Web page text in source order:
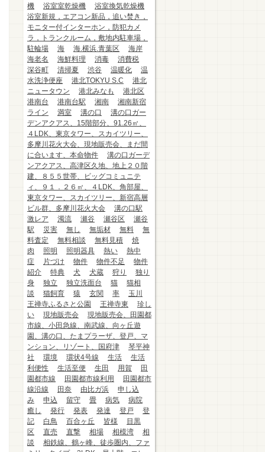
機
浴室室乾燥機
浴室換気乾燥機
浴室新規，エアコン新品，追い焚き，
モニター付インターホン，防犯カメ
ラ，トランクルーム，敷地内駐車場，
駐輪場
海 海.横浜.青葉区
海岸
海老名
海鮮料理 消毒
消費税
深谷町
清掃夏 渋谷 温暖化
温
水洗浄便座
港北TOKYU S.C
港北
ニュータウン
港北みなも
港北区
港南台
港南台駅 湘南
湘南新宿
ライン
満室 溝の口
溝の口ガー
デンアクアス、15階部分、91.26㎡、
４LDK、東京タワー、スカイツリー、
多摩川花火大会、現地販売会、まだ間
に合います、本命物件
溝の口ガーデ
ンアクアス、高津区久地、地上２０階
建、８５５世帯、ビッグコミュニテ
ィ、９１．２６㎡、４LDK、角部屋、
東京タワー、スカイツリー、新宿高層
ビル群、多摩川花火大会
溝の口駅
激レア
濁流 瀬谷 瀬谷区
瀬谷
駅
災害 無し 無垢材 無料
無
料査定
無料相談 無料見積
焼
肉
照明 照明器具 熱い
熱中
症
片づけ 物件 物件不足
物件
紹介
特典 犬 犬蔵 狩り
独り
身
独立 独立洗面台 猫
猫相
談
猫飼育 猿 玄関 率
玉川
王禅寺ふるさと公園
王禅寺東
珍し
い
現地販売会
現地販売会、田園都
市線、小田急線、南武線、向ヶ丘遊
園、溝の口、たまプラーザ、登戸、マ
ンション、リゾート、国府津
琴平神
社
環境 環状4号線 生活
生活
利便性
生活至便 生田 用賀
田
園都市線
田園都市線利用
田園都市
線沿線
田奈 由比ガ浜
申し込
み
申込 留守 畳 病気
病院
癒し
発行 発表 発達 登戸
登
記
白鳥 百合ヶ丘 皆様
目黒
区
直売 直撃 相場 相模湾
相
談
相鉄線、鶴ヶ峰、徒歩圏内、ファ